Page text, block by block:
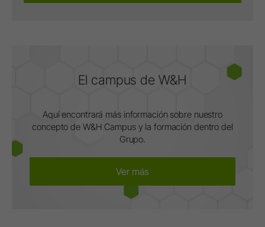
El campus de W&H
Aquí encontrará más información sobre nuestro
concepto de W&H Campus y la formación dentro del
Grupo.
Ver más